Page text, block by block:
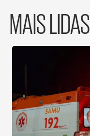
MAIS LIDAS